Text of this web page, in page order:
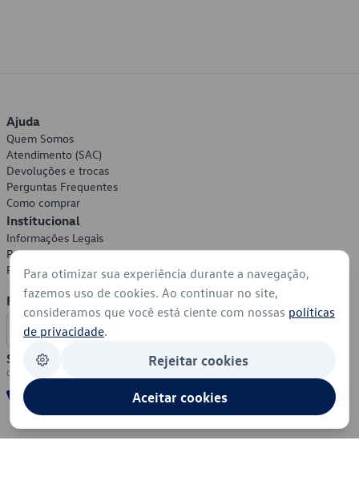
Ajuda
Quem Somos
Atendimento (SAC)
Devoluções e trocas
Perguntas Frequentes
Como comprar
Institucional
Informações Legais
Política de Privacidade
Política de Cookies
Formas de Pagamento
Segurança
Para otimizar sua experiência durante a navegação,
fazemos uso de cookies. Ao continuar no site,
consideramos que você está ciente com nossas políticas
de privacidade.
Rejeitar cookies
Aceitar cookies